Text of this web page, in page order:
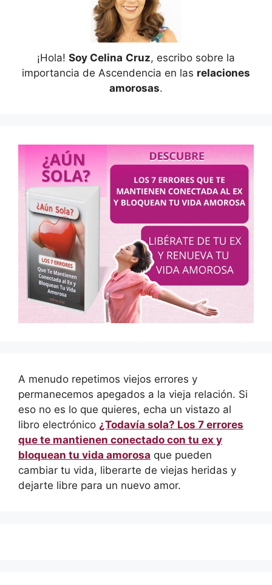
¡Hola! Soy Celina Cruz, escribo sobre la
importancia de Ascendencia en las relaciones
amorosas.
A menudo repetimos viejos errores y
permanecemos apegados a la vieja relación. Si
eso no es lo que quieres, echa un vistazo al
libro electrónico ¿Todavía sola? Los 7 errores
que te mantienen conectado con tu ex y
bloquean tu vida amorosa que pueden
cambiar tu vida, liberarte de viejas heridas y
dejarte libre para un nuevo amor.